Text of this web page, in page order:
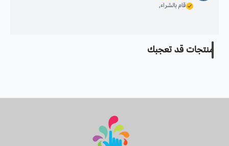
قام بالشراء,
منتجات قد تعجبك